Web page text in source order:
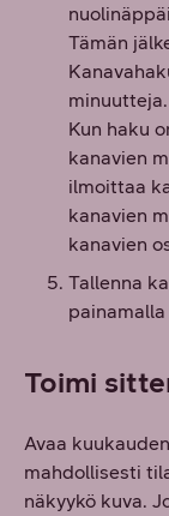
Tämän
minuutteja.
Kun haku
kanavien
ilmoittaa
kanavien
kanavien
Tallenna
Toimi
Avaa
mahdollisesti
näkyykö kuva.